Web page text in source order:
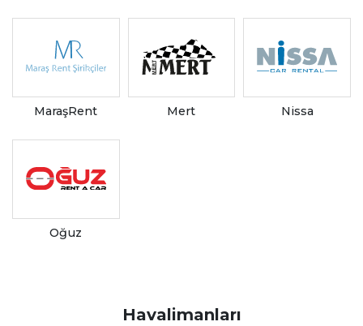
MaraşRent Mert Nissa
Oğuz
Havalimanları